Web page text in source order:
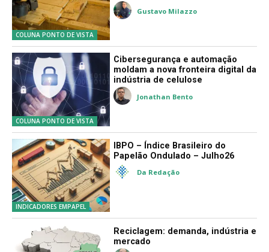
COLUNA PONTO DE VISTA
Gustavo Milazzo
COLUNA PONTO DE VISTA
Cibersegurança e automação
moldam a nova fronteira digital da
indústria de celulose
Jonathan Bento
INDICADORES EMPAPEL
IBPO – Índice Brasileiro do
Papelão Ondulado – Julho26
Da Redação
Reciclagem: demanda, indústria e
mercado